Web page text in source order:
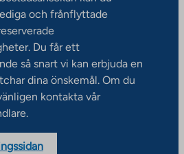
och frånflyttade
Du får ett
så snart vi kan erbjuda en
dina önskemål. Om du
kontakta vår